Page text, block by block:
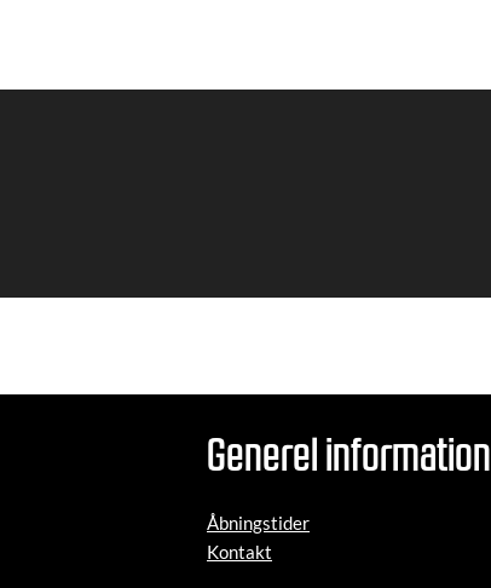
Generel information
Åbningstider
Kontakt